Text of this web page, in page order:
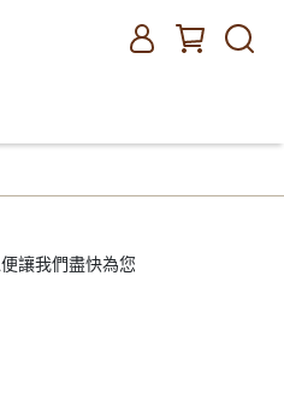
讓我們盡快為您